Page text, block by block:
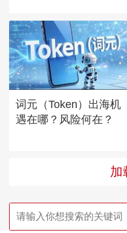
词元（Token）出海机
遇在哪？风险何在？
加